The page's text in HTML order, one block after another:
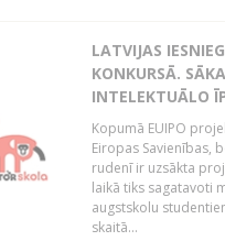
LATVIJAS
KONKURSĀ.
INTELEKTUĀLO
Kopumā EUIPO
Eiropas Savienības,
rudenī ir uzsākta
laikā tiks sagatavoti
augstskolu
skaitā...